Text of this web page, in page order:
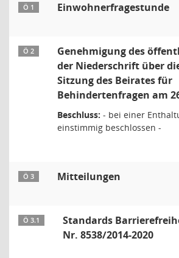
Ö 1 Einwohnerfragestunde
Ö 2
Genehmigung des
der Niederschrift über
Sitzung des Beirates für
Behindertenfragen am
Beschluss: - bei einer
einstimmig beschlossen -
Ö 3 Mitteilungen
Ö 3.1
Standards
Nr. 8538/2014-2020